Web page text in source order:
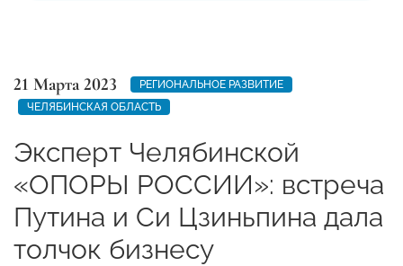
21 Марта 2023
РЕГИОНАЛЬНОЕ РАЗВИТИЕ
ЧЕЛЯБИНСКАЯ ОБЛАСТЬ
Эксперт Челябинской
«ОПОРЫ РОССИИ»: встреча
Путина и Си Цзиньпина дала
толчок бизнесу